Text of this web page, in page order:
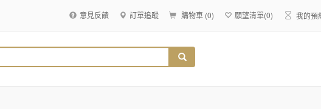
意見反饋 訂單追蹤 購物車 (0) 願望清單(0) 我的預